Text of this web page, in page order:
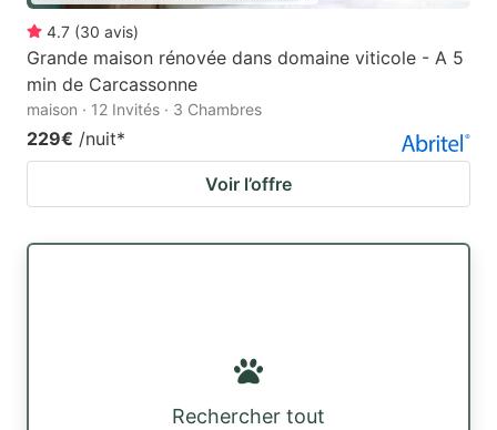
4.7 (30 avis)
Grande maison rénovée dans domaine viticole - A 5
min de Carcassonne
maison · 12 Invités · 3 Chambres
229€ /nuit*
Voir l’offre
Rechercher tout